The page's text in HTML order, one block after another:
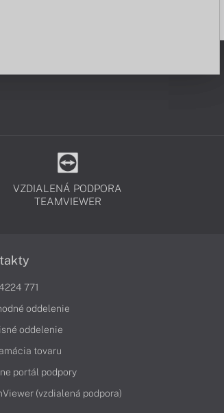
VZDIALENÁ PODPORA
TEAMVIEWER
771
oddelenie
oddelenie
tovaru
portál podpory
(vzdialená podpora)